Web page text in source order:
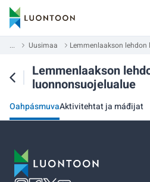
... Uusimaa Lemmenlaakson
Lemmenlaakson
luonnonsuojelualue
OahpásmuvaAktivitehtat ja máđijat